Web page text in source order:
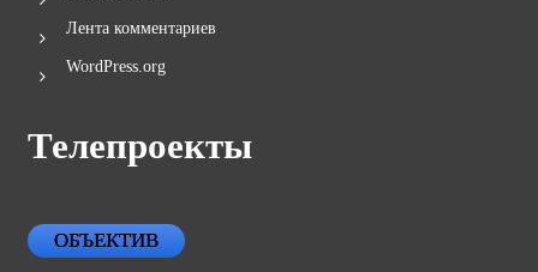
Лента комментариев
WordPress.org
Телепроекты
ОБЪЕКТИВ